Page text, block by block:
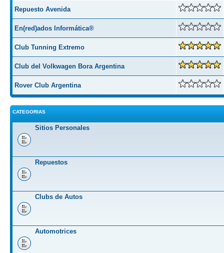
Repuesto Avenida
En(red)ados Informática®
Club Tunning Extremo
Club del Volkwagen Bora Argentina
Rover Club Argentina
CATEGORIAS
Sitios Personales
Repuestos
Clubs de Autos
Automotrices